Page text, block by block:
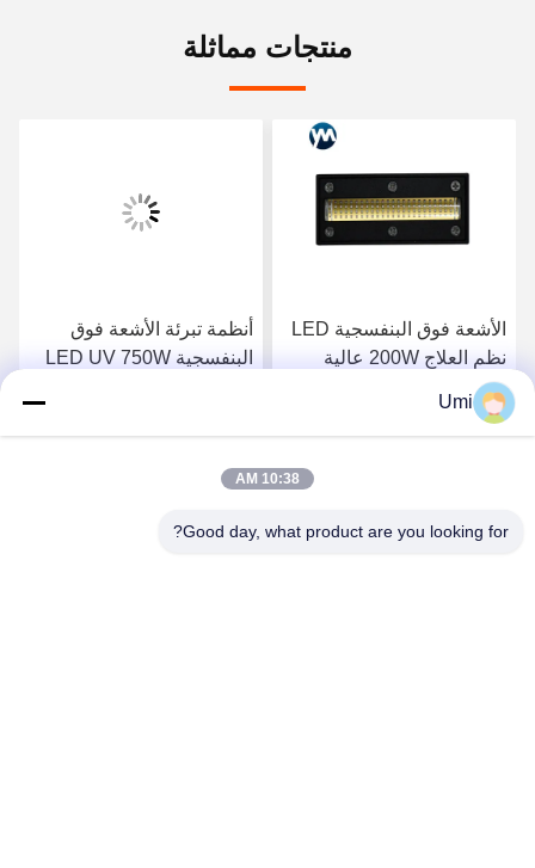
منتجات مماثلة
الأشعة فوق البنفسجية LED
نظم العلاج 200W عالية
الطاقة علاج مصباح مصابيح
الأشعة فوق البنفسجية المبرد
مصباح الأشعة فوق
احصل على افضل سعر
أنظمة تبرئة الأشعة فوق
البنفسجية LED UV 750W
احصل على افضل سعر
Umi
10:38 AM
Good day, what product are you looking for?